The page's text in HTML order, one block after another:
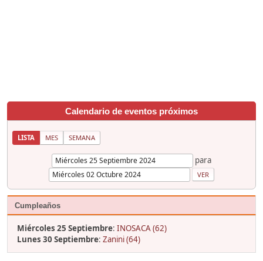
Calendario de eventos próximos
LISTA MES SEMANA
para
Cumpleaños
Miércoles 25 Septiembre: INOSACA (62)
Lunes 30 Septiembre: Zanini (64)